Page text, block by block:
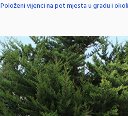
Položeni vijenci na pet mjesta u gradu i